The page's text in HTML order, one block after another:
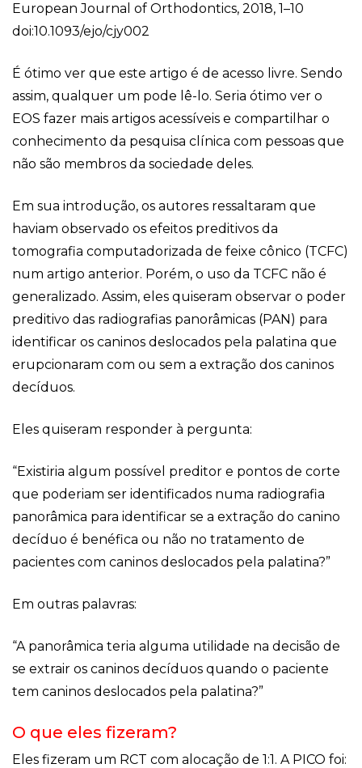
European Journal of Orthodontics, 2018, 1–10
doi:10.1093/ejo/cjy002
É ótimo ver que este artigo é de acesso livre. Sendo
assim, qualquer um pode lê-lo. Seria ótimo ver o
EOS fazer mais artigos acessíveis e compartilhar o
conhecimento da pesquisa clínica com pessoas que
não são membros da sociedade deles.
Em sua introdução, os autores ressaltaram que
haviam observado os efeitos preditivos da
tomografia computadorizada de feixe cônico (TCFC)
num artigo anterior. Porém, o uso da TCFC não é
generalizado. Assim, eles quiseram observar o poder
preditivo das radiografias panorâmicas (PAN) para
identificar os caninos deslocados pela palatina que
erupcionaram com ou sem a extração dos caninos
decíduos.
Eles quiseram responder à pergunta:
“Existiria algum possível preditor e pontos de corte
que poderiam ser identificados numa radiografia
panorâmica para identificar se a extração do canino
decíduo é benéfica ou não no tratamento de
pacientes com caninos deslocados pela palatina?”
Em outras palavras:
“A panorâmica teria alguma utilidade na decisão de
se extrair os caninos decíduos quando o paciente
tem caninos deslocados pela palatina?”
O que eles fizeram?
Eles fizeram um RCT com alocação de 1:1. A PICO foi: